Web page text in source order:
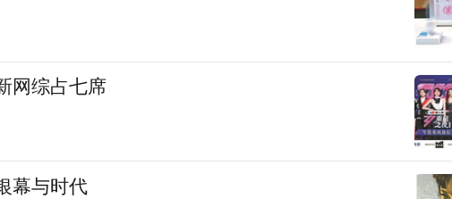
网综占七席
幕与时代